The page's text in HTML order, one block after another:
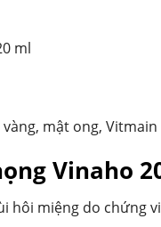
ml
mật ong, Vitmain
Vinaho
hôi miệng do chứng